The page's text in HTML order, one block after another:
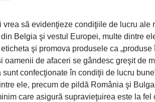
vrea să evidenţieze condiţiile de lucru ale
Belgia şi vestul Europei, multe dintre
şi promova produsele ca „produse
oamenii de afaceri se gândesc greşit de
sunt confecţionate în condiţii de lucru
ele, precum de pildă România şi
care asigură supravieţuirea este la fel